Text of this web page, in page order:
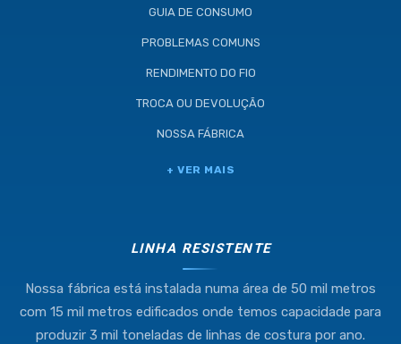
GUIA DE CONSUMO
PROBLEMAS COMUNS
RENDIMENTO DO FIO
TROCA OU DEVOLUÇÃO
NOSSA FÁBRICA
+ VER MAIS
LINHA RESISTENTE
Nossa fábrica está instalada numa área de 50 mil metros
com 15 mil metros edificados onde temos capacidade para
produzir 3 mil toneladas de linhas de costura por ano.